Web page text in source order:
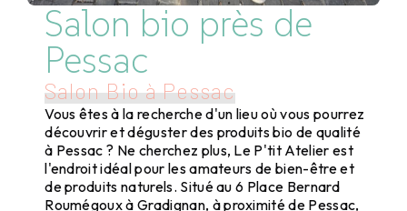
Salon bio près de
Pessac
Salon Bio à Pessac
Vous êtes à la recherche d'un lieu où vous pourrez
découvrir et déguster des produits bio de qualité
à Pessac ? Ne cherchez plus, Le P'tit Atelier est
l'endroit idéal pour les amateurs de bien-être et
de produits naturels. Situé au 6 Place Bernard
Roumégoux à Gradignan, à proximité de Pessac,